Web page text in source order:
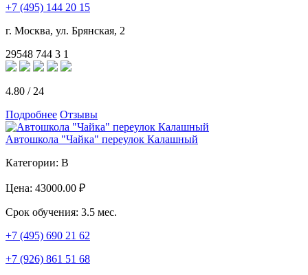
+7 (495) 144 20 15
г. Москва, ул. Брянская, 2
29548 744 3 1
4.80 / 24
Подробнее Отзывы
Автошкола "Чайка" переулок Калашный
Категории: B
Цена: 43000.00 ₽
Срок обучения: 3.5 мес.
+7 (495) 690 21 62
+7 (926) 861 51 68